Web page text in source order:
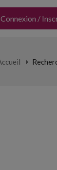
Connexion /